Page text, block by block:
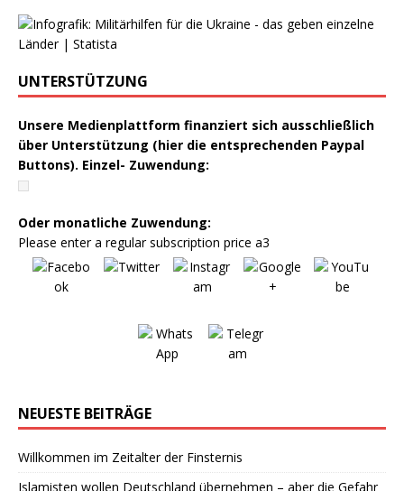
UNTERSTÜTZUNG
Unsere Medienplattform finanziert sich ausschließlich
über Unterstützung (hier die entsprechenden Paypal
Buttons). Einzel- Zuwendung:
Oder monatliche Zuwendung:
Please enter a regular subscription price a3
NEUESTE BEITRÄGE
Willkommen im Zeitalter der Finsternis
Islamisten wollen Deutschland übernehmen – aber die Gefahr